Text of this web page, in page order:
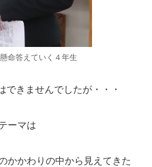
命答えていく４年生
できませんでしたが・・・
ーマは
かかわりの中から見えてきた